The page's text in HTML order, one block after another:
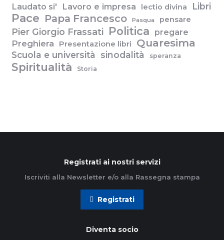
Laudato si' Lavoro e impresa lectio divina Libri
Pace Papa Francesco Pasqua pensare
Pier Giorgio Frassati Politica pregare
Preghiera
Presentazione libri Quaresima
Scuola e università sinodalità speranza
Spiritualità Storia
Registrati ai nostri servizi
Iscriviti alla Newsletter e/o alla Rassegna stampa
Registrati
Diventa socio